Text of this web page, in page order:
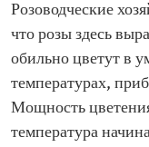
Розоводческие
что розы здесь
обильно цветут в
температурах,
Мощность
температура